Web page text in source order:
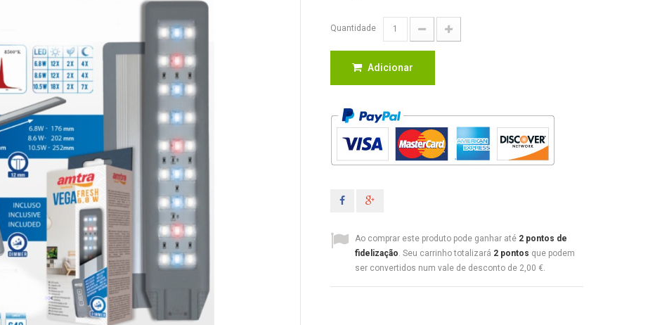
Quantidade
Adicionar
Ao comprar este produto pode ganhar até 2 pontos de
fidelização . Seu carrinho totalizará 2 pontos que podem
ser convertidos num vale de desconto de 2,00 €